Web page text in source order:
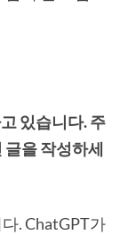
있습니다. 주
을 작성하세
. ChatGPT가